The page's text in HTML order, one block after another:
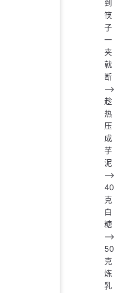
到
筷
子
一
夹
就
断
——>
趁
热
压
成
芋
泥
——>
40
克
白
糖
——>
50
克
炼
乳